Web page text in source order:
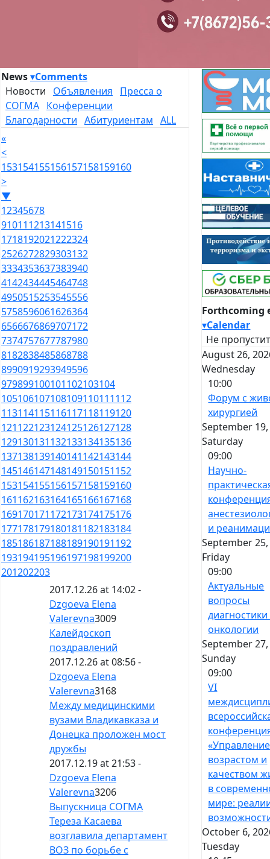
News▾Comments
Новости Объявления
Пресса о
СОГМА Конференции
Благодарности Абитуриентам ALL
«
<
153154155156157158159160
>
▼
12345678
910111213141516
1718192021222324
2526272829303132
3334353637383940
4142434445464748
4950515253545556
5758596061626364
6566676869707172
7374757677787980
8182838485868788
8990919293949596
979899100101102103104
105106107108109110111112
113114115116117118119120
121122123124125126127128
129130131132133134135136
137138139140141142143144
145146147148149150151152
153154155156157158159160
161162163164165166167168
169170171172173174175176
177178179180181182183184
185186187188189190191192
193194195196197198199200
201202203
2017.12.26 at 14:02 -
Dzgoeva Elena
Valerevna3009
Калейдоскоп
поздравлений
2017.12.26 at 08:56 -
Dzgoeva Elena
Valerevna3168
Между медицинскими
вузами Владикавказа и
Донецка проложен мост
дружбы
2017.12.19 at 21:53 -
Dzgoeva Elena
Valerevna3206
Выпускница СОГМА
Тереза Касаева
возглавила департамент
ВОЗ по борьбе с
Forthcoming
▾Calendar
Не
August 26,
Wednesday
10:00
Форум с
хирургией
September
Saturday
09:00
Научно-
и
September
Friday
09:00
Актуальные
вопросы
диагностики
онкологии
September
Sunday
09:00
VI
«Управление
возрастом и
качеством
в
мире:
October 6,
Tuesday